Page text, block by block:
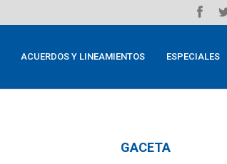
ACUERDOS Y LINEAMIENTOS ESPECIALES
GACETA